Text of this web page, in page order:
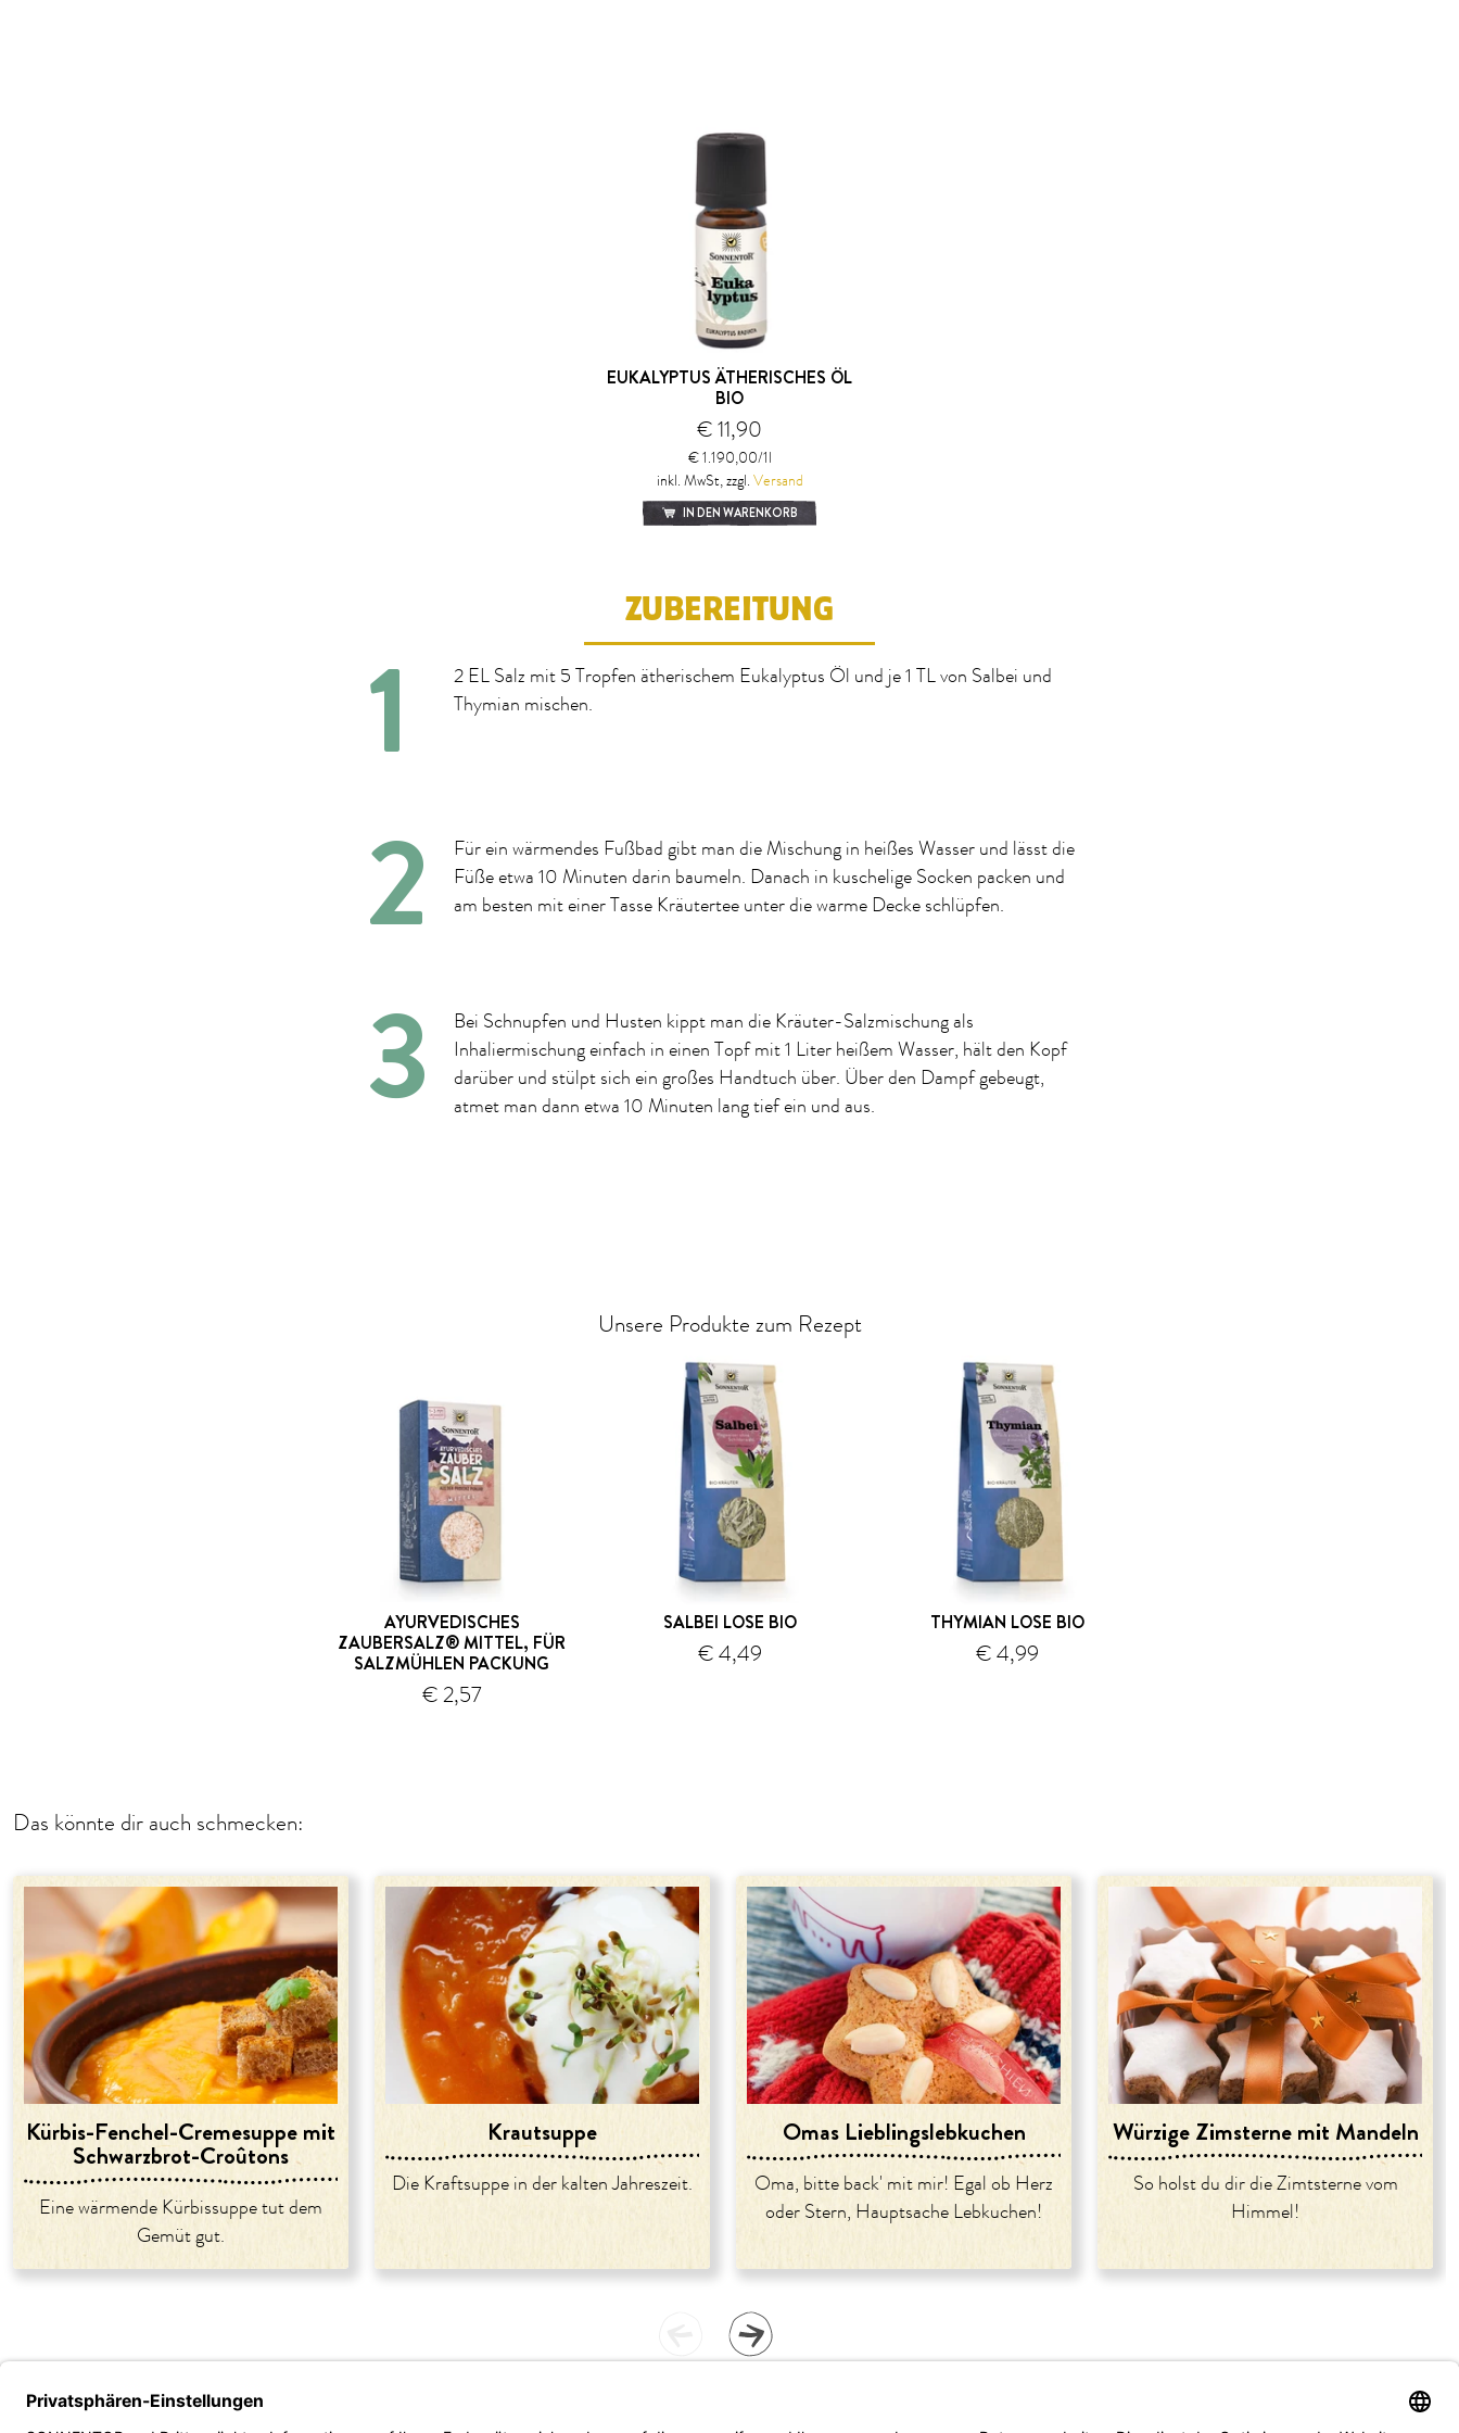
EUKALYPTUS ÄTHERISCHES ÖL
BIO
€ 11,90
€ 1.190,00/1l
inkl. MwSt, zzgl. Versand
IN DEN WARENKORB
ZUBEREITUNG
2 EL Salz mit 5 Tropfen ätherischem Eukalyptus Öl und je 1 TL von Salbei und
Thymian mischen.
Für ein wärmendes Fußbad gibt man die Mischung in heißes Wasser und lässt die
Füße etwa 10 Minuten darin baumeln. Danach in kuschelige Socken packen und
am besten mit einer Tasse Kräutertee unter die warme Decke schlüpfen.
Bei Schnupfen und Husten kippt man die Kräuter-Salzmischung als
Inhaliermischung einfach in einen Topf mit 1 Liter heißem Wasser, hält den Kopf
darüber und stülpt sich ein großes Handtuch über. Über den Dampf gebeugt,
atmet man dann etwa 10 Minuten lang tief ein und aus.
Unsere Produkte zum Rezept
AYURVEDISCHES
ZAUBERSALZ® MITTEL, FÜR
SALZMÜHLEN PACKUNG
€ 2,57
Versand
SALBEI LOSE BIO
€ 4,49
THYMIAN LOSE BIO
€ 4,99
Das könnte dir auch schmecken:
Kürbis-Fenchel-Cremesuppe mit
Schwarzbrot-Croûtons
Eine wärmende Kürbissuppe tut dem
Gemüt gut.
Krautsuppe
Die Kraftsuppe in der kalten Jahreszeit.
Omas Lieblingslebkuchen
Oma, bitte back' mit mir! Egal ob Herz
oder Stern, Hauptsache Lebkuchen!
Würzige Zimsterne mit Mandeln
So holst du dir die Zimtsterne vom
Himmel!